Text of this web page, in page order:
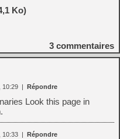
Ko)
3 commentaires
10:29 | Répondre
Look this page in
10:33 | Répondre